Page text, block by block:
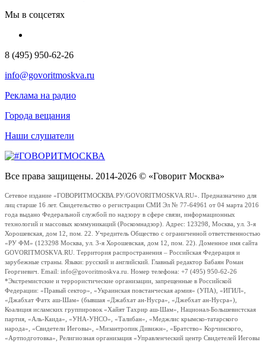
Мы в соцсетях
8 (495) 950-62-26
info@govoritmoskva.ru
Реклама на радио
Города вещания
Наши слушатели
Все права защищены. 2014-2026 © «Говорит Москва»
Сетевое издание «ГОВОРИТМОСКВА.РУ/GOVORITMOSKVA.RU». Предназначено для
лиц старше 16 лет. Свидетельство о регистрации СМИ Эл № 77-64961 от 04 марта 2016
года выдано Федеральной службой по надзору в сфере связи, информационных
технологий и массовых коммуникаций (Роскомнадзор). Адрес: 123298, Москва, ул. 3-я
Хорошевская, дом 12, пом. 22. Учредитель Общество с ограниченной ответственностью
«РУ ФМ» (123298 Москва, ул. 3-я Хорошевская, дом 12, пом. 22). Доменное имя сайта
GOVORITMOSKVA.RU. Территория распространения – Российская Федерация и
зарубежные страны. Языки: русский и английский. Главный редактор Бабаян Роман
Георгиевич. Email: info@govoritmoskva.ru. Номер телефона: +7 (495) 950-62-26
*Экстремистские и террористические организации, запрещенные в Российской
Федерации: «Правый сектор», «Украинская повстанческая армия» (УПА), «ИГИЛ»,
«Джабхат Фатх аш-Шам» (бывшая «Джабхат ан-Нусра», «Джебхат ан-Нусра»),
Коалиция исламских группировок «Хайят Тахрир аш-Шам», Национал-Большевистская
партия, «Аль-Каида», «УНА-УНСО», «Талибан», «Меджлис крымско-татарского
народа», «Свидетели Иеговы», «Мизантропик Дивижн», «Братство» Корчинского,
«Артподготовка», Религиозная организация «Управленческий центр Свидетелей Иеговы